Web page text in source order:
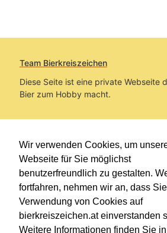
Wir verwenden Cookies, um
Webseite für Sie möglichst
benutzerfreundlich zu gestalten.
fortfahren, nehmen wir an, dass
Verwendung von Cookies auf
bierkreiszeichen.at einverstanden
Weitere Informationen finden Sie
Team Bierkreiszeichen
Diese Seite ist eine private Webseite
Bier zum Hobby macht.
Sie befinden sich auf https://
im Pfad:Bierkreiszeichen/
Erstellt: 2026-08-07
Links